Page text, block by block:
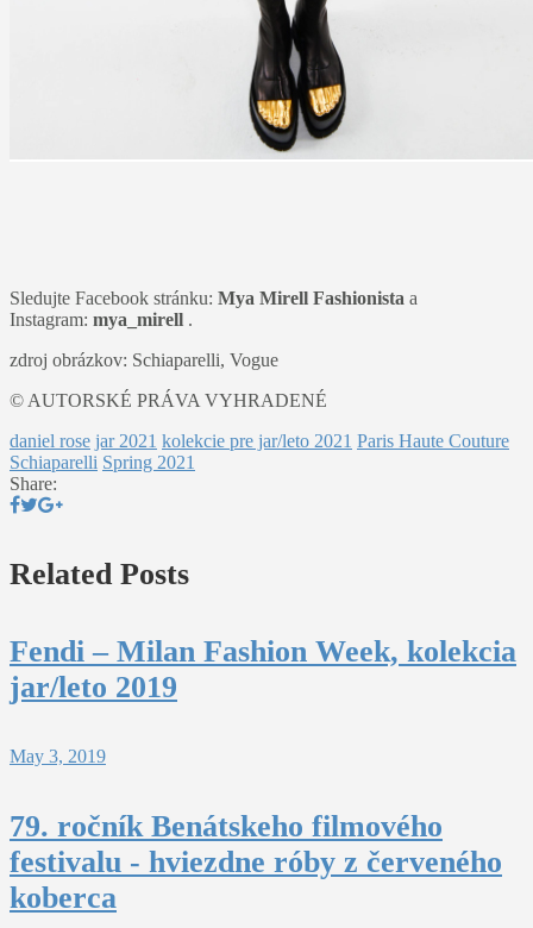
Sledujte Facebook stránku: Mya Mirell Fashionista a
Instagram: mya_mirell .
zdroj obrázkov: Schiaparelli, Vogue
© AUTORSKÉ PRÁVA VYHRADENÉ
daniel rose jar 2021 kolekcie pre jar/leto 2021 Paris Haute Couture
Schiaparelli Spring 2021
Share:
Related Posts
Fendi – Milan Fashion Week, kolekcia
jar/leto 2019
May 3, 2019
79. ročník Benátskeho filmového
festivalu - hviezdne róby z červeného
koberca